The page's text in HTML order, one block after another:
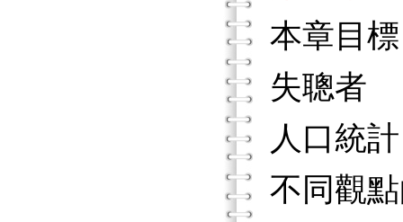
本章目標
失聰者
人口統計
不同觀